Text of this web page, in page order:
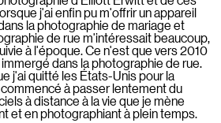
j'ai enfin pu m'offrir un appareil
la photographie de mariage et
de rue m'intéressait beaucoup,
à l'époque. Ce n'est que vers 2010
dans la photographie de rue.
j'ai quitté les États-Unis pour la
à passer lentement du
à distance à la vie que je mène
et en photographiant à plein temps.